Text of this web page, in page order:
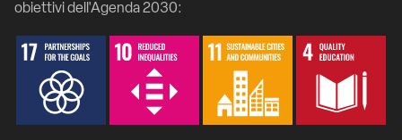
obiettivi dell'Agenda 2030: